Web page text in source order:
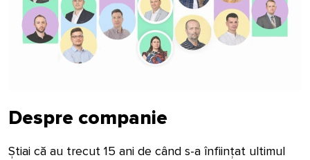
Despre companie
Știai că au trecut 15 ani de când s-a înființat ultimul